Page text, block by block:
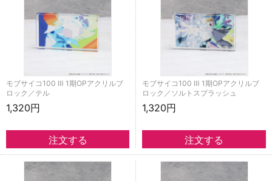
モブサイコ100 Ⅲ 1期OPアクリルブ
ロック／テル
1,320円
モブサイコ100 Ⅲ 1期OPアクリルブ
ロック／ソルトスプラッシュ
1,320円